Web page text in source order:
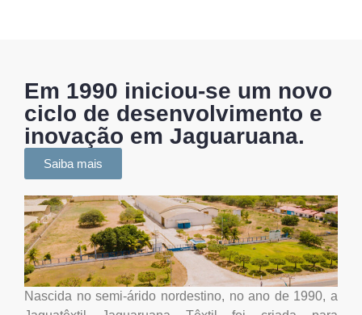
Em 1990 iniciou-se um novo
ciclo de desenvolvimento e
inovação em Jaguaruana.
Saiba mais
Nascida no semi-árido nordestino, no ano de 1990, a